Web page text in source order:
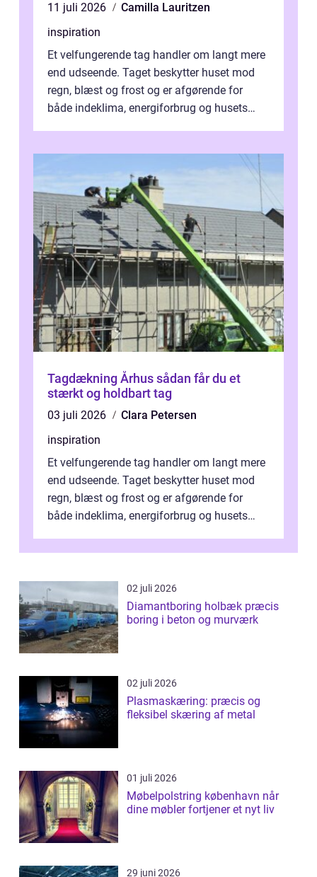
11 juli 2026
Camilla Lauritzen
inspiration
Et velfungerende tag handler om langt mere
end udseende. Taget beskytter huset mod
regn, blæst og frost og er afgørende for
både indeklima, energiforbrug og husets
Tagdækning Århus sådan får du et
stærkt og holdbart tag
03 juli 2026
Clara Petersen
inspiration
Et velfungerende tag handler om langt mere
end udseende. Taget beskytter huset mod
regn, blæst og frost og er afgørende for
både indeklima, energiforbrug og husets
02 juli 2026
Diamantboring holbæk præcis
boring i beton og murværk
02 juli 2026
Plasmaskæring: præcis og
fleksibel skæring af metal
01 juli 2026
Møbelpolstring københavn når
dine møbler fortjener et nyt liv
29 juni 2026